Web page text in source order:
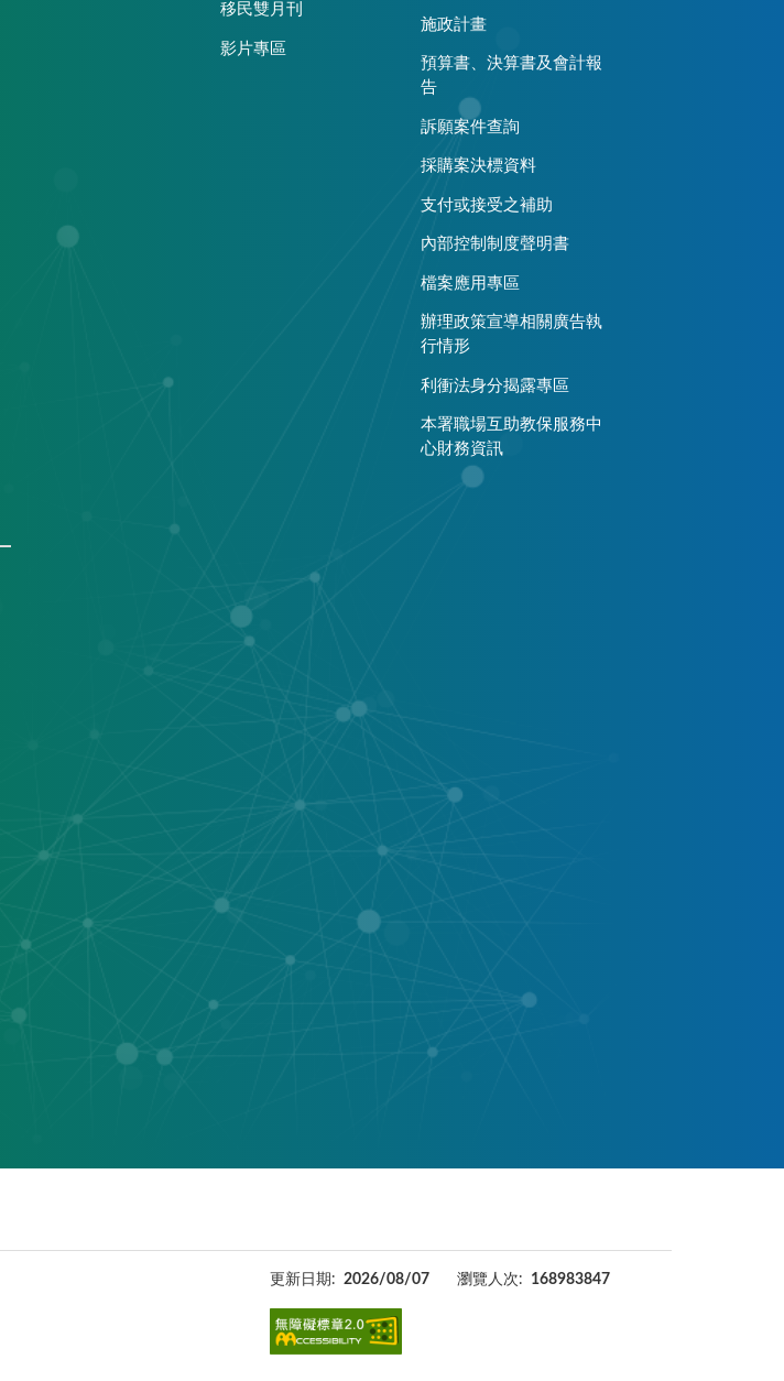
移民雙月刊
影片專區
施政計畫
預算書、決算書及會計報
告
訴願案件查詢
採購案決標資料
支付或接受之補助
內部控制制度聲明書
檔案應用專區
辦理政策宣導相關廣告執
行情形
利衝法身分揭露專區
本署職場互助教保服務中
心財務資訊
更新日期: 2026/08/07 瀏覽人次: 168983847